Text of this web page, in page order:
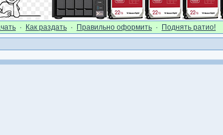
· Как раздать · Правильно оформить · Поднять ратио!